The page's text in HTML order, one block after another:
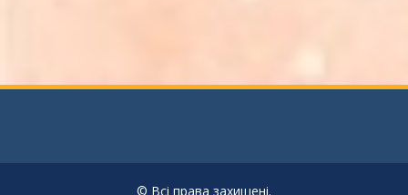
© Всі права захищені.